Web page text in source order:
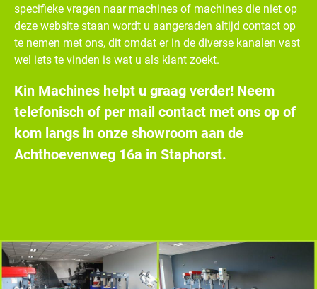
specifieke vragen naar machines of machines die niet op
deze website staan wordt u aangeraden altijd contact op
te nemen met ons, dit omdat er in de diverse kanalen vast
wel iets te vinden is wat u als klant zoekt.
Kin Machines helpt u graag verder! Neem
telefonisch of per mail contact met ons op of
kom langs in onze showroom aan de
Achthoevenweg 16a in Staphorst.